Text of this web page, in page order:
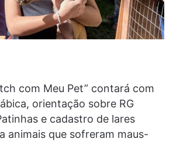
com Meu Pet” contará com
orientação sobre RG
e cadastro de lares
animais que sofreram maus-